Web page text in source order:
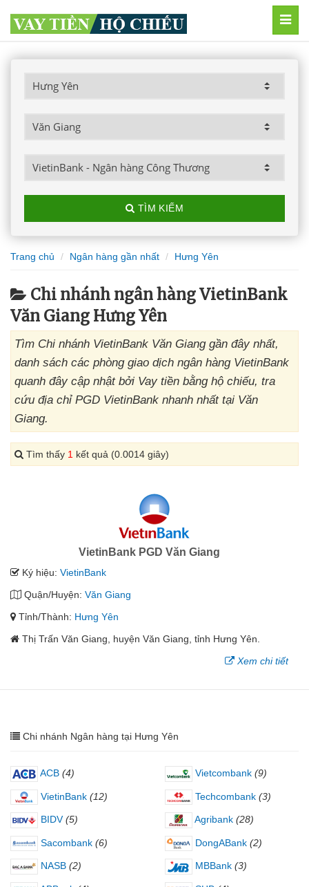
TÌM KIẾM
Trang chủ Ngân hàng gần nhất Hưng Yên
Chi nhánh ngân hàng VietinBank
Văn Giang Hưng Yên
Tìm Chi nhánh VietinBank Văn Giang gần đây nhất,
danh sách các phòng giao dịch ngân hàng VietinBank
quanh đây cập nhật bởi Vay tiền bằng hộ chiếu, tra
cứu địa chỉ PGD VietinBank nhanh nhất tại Văn
Giang.
Tìm thấy 1 kết quả (0.0014 giây)
VietinBank PGD Văn Giang
Ký hiệu: VietinBank
Quận/Huyện: Văn Giang
Tỉnh/Thành: Hưng Yên
Thị Trấn Văn Giang, huyện Văn Giang, tỉnh Hưng Yên.
Xem chi tiết
Chi nhánh Ngân hàng tại Hưng Yên
ACB (4) Vietcombank (9)
VietinBank (12) Techcombank (3)
BIDV (5) Agribank (28)
Sacombank (6) DongABank (2)
NASB (2) MBBank (3)